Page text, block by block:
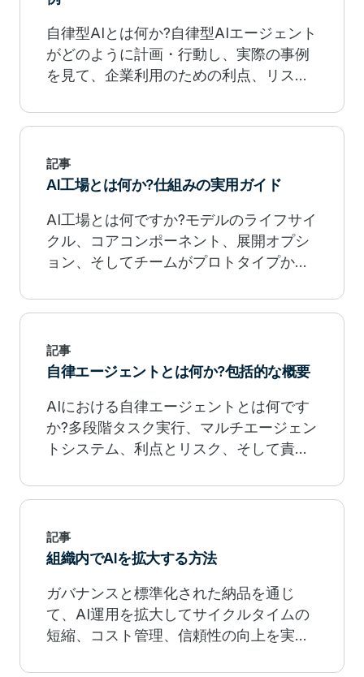
自律型AIとは何か?自律型AIエージェント
がどのように計画・行動し、実際の事例
を見て、企業利用のための利点、リス
記事
AI工場とは何か?仕組みの実用ガイド
AI工場とは何ですか?モデルのライフサイ
クル、コアコンポーネント、展開オプシ
ョン、そしてチームがプロトタイプから
ップしているかを学びましょう。
記事
自律エージェントとは何か?包括的な概要
AIにおける自律エージェントとは何です
か?多段階タスク実行、マルチエージェン
トシステム、利点とリスク、そして責任
探ります。
記事
組織内でAIを拡大する方法
ガバナンスと標準化された納品を通じ
て、AI運用を拡大してサイクルタイムの
短縮、コスト管理、信頼性の向上を実現